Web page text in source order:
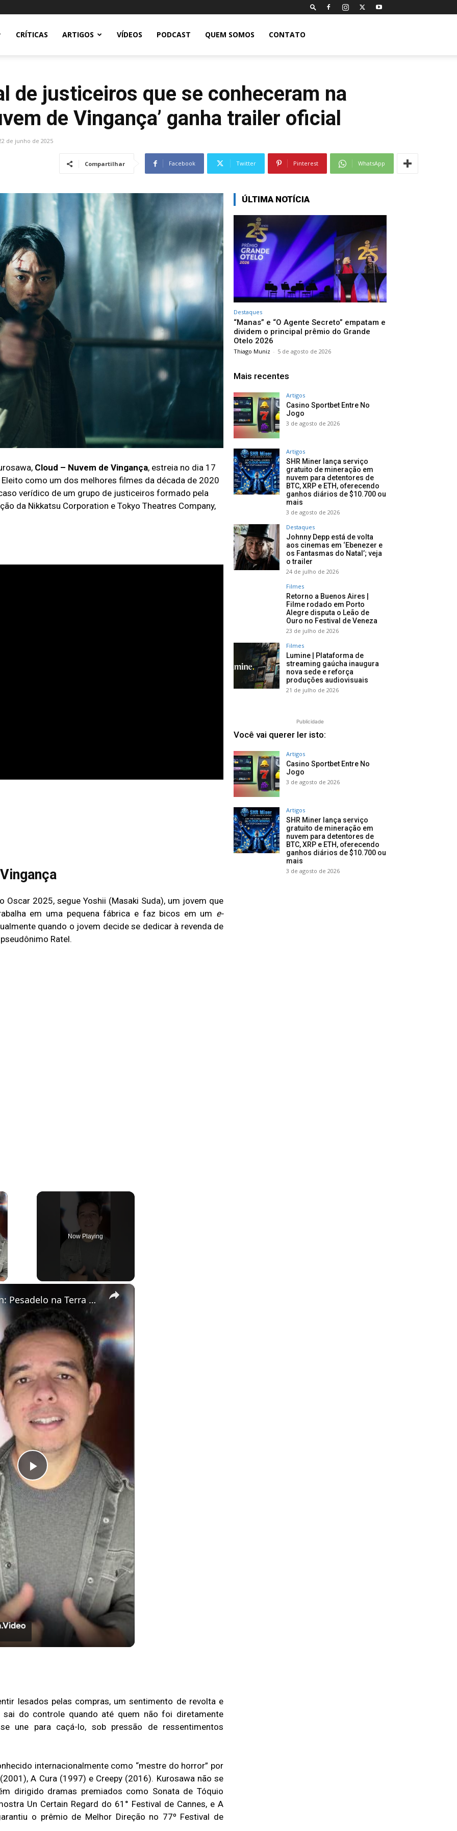
CRÍTICAS ARTIGOS VÍDEOS PODCAST QUEM SOMOS CONTATO
de justiceiros que se conheceram na
de Vingança’ ganha trailer oficial
de junho de 2025
Compartilhar Facebook Twitter Pinterest WhatsApp
Cloud – Nuvem de Vingança, estreia no dia 17
como um dos melhores filmes da década de 2020
verídico de um grupo de justiceiros formado pela
da Nikkatsu Corporation e Tokyo Theatres Company,
Oscar 2025, segue Yoshii (Masaki Suda), um jovem que
em uma pequena fábrica e faz bicos em um e-
quando o jovem decide se dedicar à revenda de
Ratel.
×
Video
Now Playing
×
Play
Video
Peter Pan: Pesadelo na Terra do Nunca está disponível no Prime Video.
lesados pelas compras, um sentimento de revolta e
do controle quando até quem não foi diretamente
une para caçá-lo, sob pressão de ressentimentos
internacionalmente como “mestre do horror” por
A Cura (1997) e Creepy (2016). Kurosawa não se
dirigido dramas premiados como Sonata de Tóquio
Un Certain Regard do 61° Festival de Cannes, e A
o prêmio de Melhor Direção no 77º Festival de
ÚLTIMA NOTÍCIA
Destaques
“Manas” e “O Agente Secreto” empatam e
dividem o principal prêmio do Grande
Otelo 2026
Thiago Muniz - 5 de agosto de 2026
Mais recentes
Artigos
Casino Sportbet Entre No
Jogo
3 de agosto de 2026
Artigos
SHR Miner lança serviço
gratuito de mineração em
nuvem para detentores de
BTC, XRP e ETH, oferecendo
ganhos diários de $10.700 ou
mais
3 de agosto de 2026
Destaques
Johnny Depp está de volta
aos cinemas em ‘Ebenezer e
os Fantasmas do Natal’; veja
o trailer
24 de julho de 2026
Filmes
Retorno a Buenos Aires |
Filme rodado em Porto
Alegre disputa o Leão de
Ouro no Festival de Veneza
23 de julho de 2026
Filmes
Lumine | Plataforma de
streaming gaúcha inaugura
nova sede e reforça
produções audiovisuais
21 de julho de 2026
Publicidade
Você vai querer ler isto:
Artigos
Casino Sportbet Entre No
Jogo
3 de agosto de 2026
Artigos
SHR Miner lança serviço
gratuito de mineração em
nuvem para detentores de
BTC, XRP e ETH, oferecendo
ganhos diários de $10.700 ou
mais
3 de agosto de 2026